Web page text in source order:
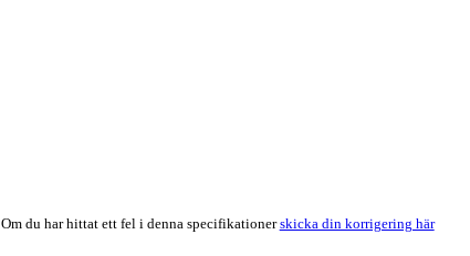
Om du har hittat ett fel i denna specifikationerskicka din korrigering här